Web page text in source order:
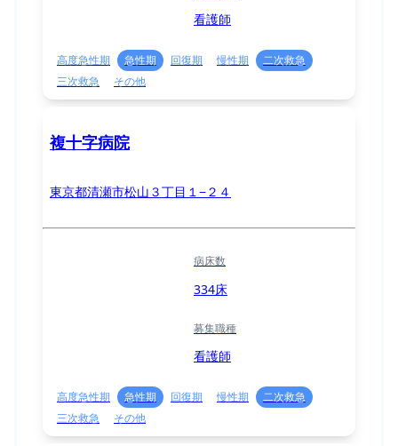
看護師
高度急性期 急性期 回復期 慢性期
二次救急
三次救急
その他
複十字病院
東京都清瀬市松山３丁目１−２４
病床数
334床
募集職種
看護師
高度急性期 急性期 回復期 慢性期
二次救急
三次救急
その他